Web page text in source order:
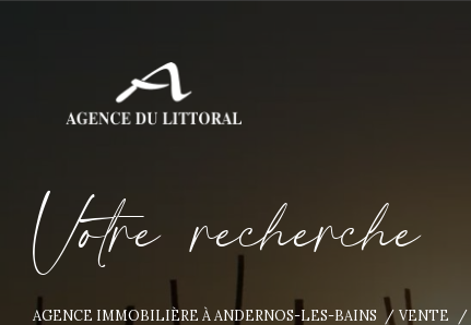
Votre recherche
AGENCE IMMOBILIÈRE À ANDERNOS-LES-BAINS VENTE